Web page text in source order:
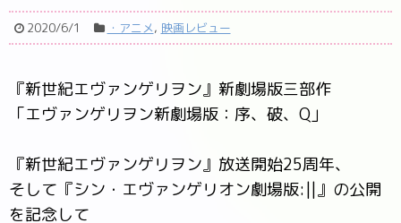
2020/6/1 ・アニメ, 映画レビュー
『新世紀エヴァンゲリヲン』新劇場版三部作
「エヴァンゲリヲン新劇場版：序、破、Q」
『新世紀エヴァンゲリヲン』放送開始25周年、
そして『シン・エヴァンゲリオン劇場版:||』の公開
を記念して